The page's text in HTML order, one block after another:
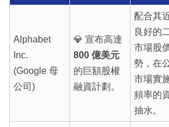
Alphabet
Inc.
(Google 母
公司)
💎 宣布高達
800 億美元
的巨額股權
融資計劃。
配合其
良好的
市場股
勢，在
市場實
頻率的
抽水。